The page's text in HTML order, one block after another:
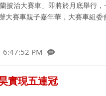
蘭披治大賽車」即將於月底舉行
大賽車親子嘉年華，大賽車組
PM
實現五連冠